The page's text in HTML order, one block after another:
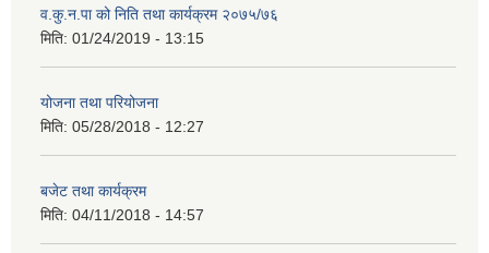
व.कु.न.पा को निति तथा कार्यक्रम २०७५/७६
मिति: 01/24/2019 - 13:15
योजना तथा परियोजना
मिति: 05/28/2018 - 12:27
बजेट तथा कार्यक्रम
मिति: 04/11/2018 - 14:57